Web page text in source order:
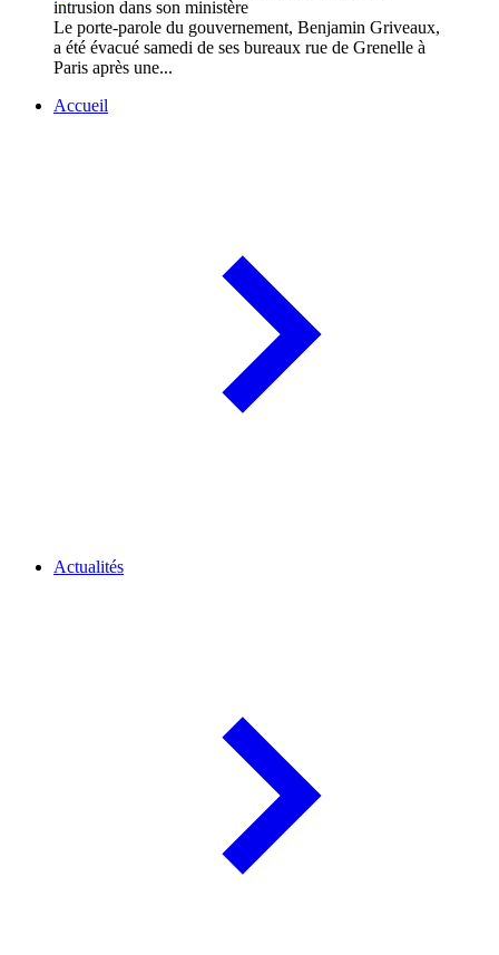
Le porte-parole du gouvernement, Benjamin Griveaux,
a été évacué samedi de ses bureaux rue de Grenelle à
Paris après une...
Accueil
Actualités